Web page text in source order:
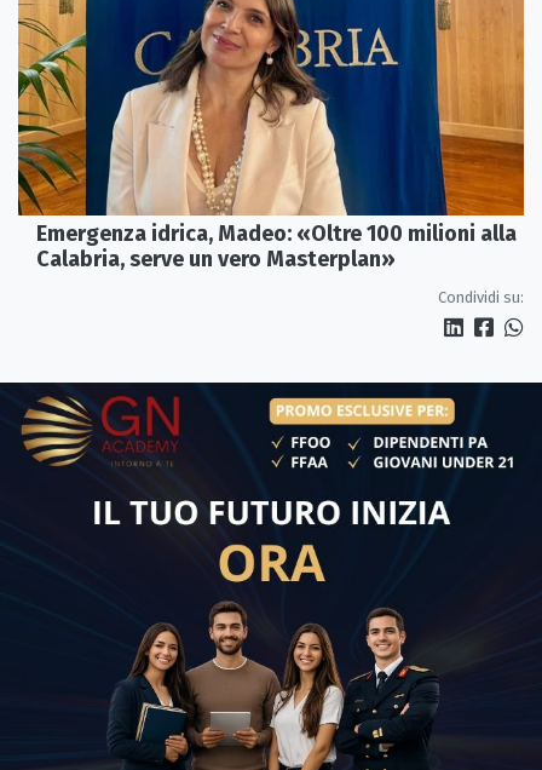
Emergenza idrica, Madeo: «Oltre 100 milioni alla
Calabria, serve un vero Masterplan»
Condividi su: